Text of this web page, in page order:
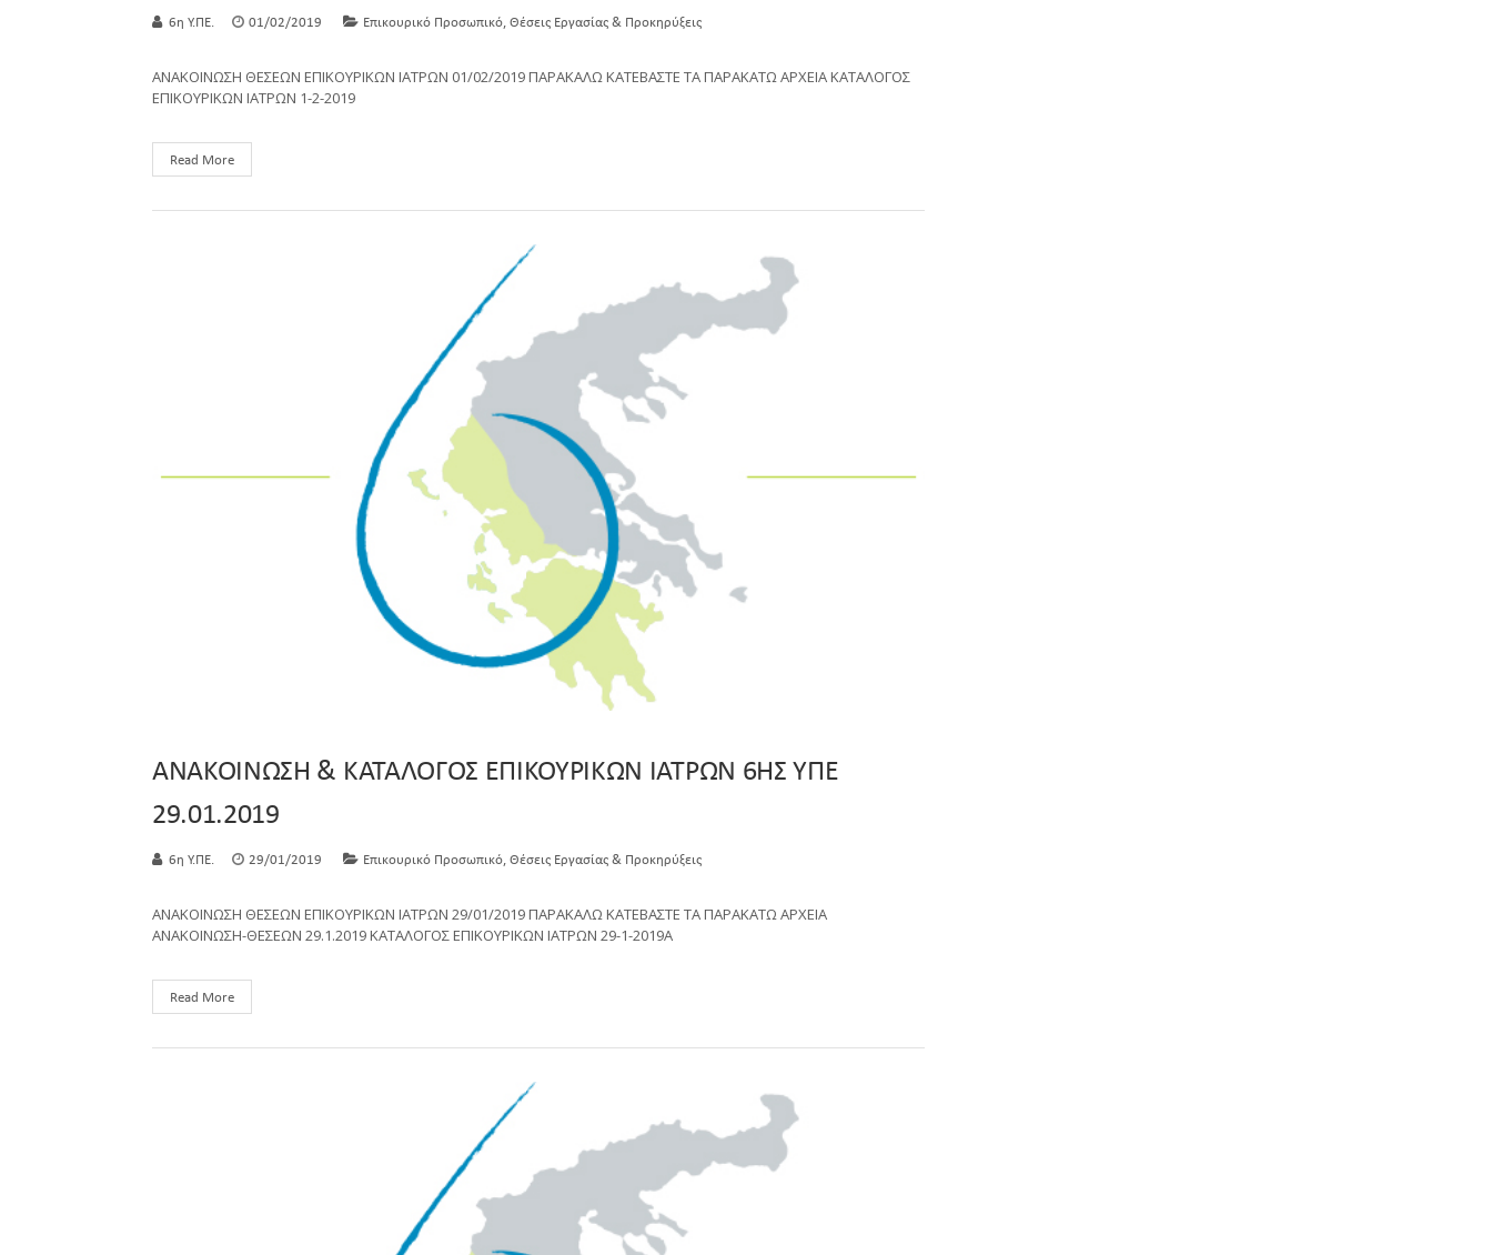
6η Υ.ΠΕ. 01/02/2019 Επικουρικό Προσωπικό, Θέσεις Εργασίας & Προκηρύξεις
ΑΝΑΚΟΙΝΩΣΗ ΘΕΣΕΩΝ ΕΠΙΚΟΥΡΙΚΩΝ ΙΑΤΡΩΝ 01/02/2019 ΠΑΡΑΚΑΛΩ ΚΑΤΕΒΑΣΤΕ ΤΑ ΠΑΡΑΚΑΤΩ ΑΡΧΕΙΑ ΚΑΤΑΛΟΓΟΣ
ΕΠΙΚΟΥΡΙΚΩΝ ΙΑΤΡΩΝ 1-2-2019
Read More
ΑΝΑΚΟΙΝΩΣΗ & ΚΑΤΑΛΟΓΟΣ ΕΠΙΚΟΥΡΙΚΩΝ ΙΑΤΡΩΝ 6ΗΣ ΥΠΕ
29.01.2019
6η Υ.ΠΕ. 29/01/2019 Επικουρικό Προσωπικό, Θέσεις Εργασίας & Προκηρύξεις
ΑΝΑΚΟΙΝΩΣΗ ΘΕΣΕΩΝ ΕΠΙΚΟΥΡΙΚΩΝ ΙΑΤΡΩΝ 29/01/2019 ΠΑΡΑΚΑΛΩ ΚΑΤΕΒΑΣΤΕ ΤΑ ΠΑΡΑΚΑΤΩ ΑΡΧΕΙΑ
ΑΝΑΚΟΙΝΩΣΗ-ΘΕΣΕΩΝ 29.1.2019 ΚΑΤΑΛΟΓΟΣ ΕΠΙΚΟΥΡΙΚΩΝ ΙΑΤΡΩΝ 29-1-2019A
Read More